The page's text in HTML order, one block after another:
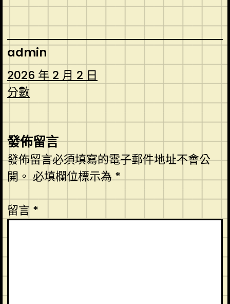
admin
2026 年 2 月 2 日
分數
發佈留言
發佈留言必須填寫的電子郵件地址不會公
開。必填欄位標示為*
留言 *